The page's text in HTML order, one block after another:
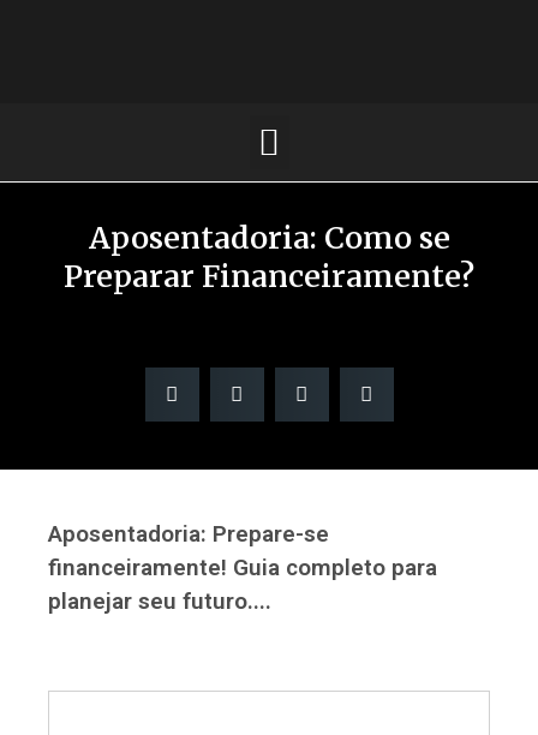
Aposentadoria: Como se
Preparar Financeiramente?
Aposentadoria: Prepare-se
financeiramente! Guia completo para
planejar seu futuro....